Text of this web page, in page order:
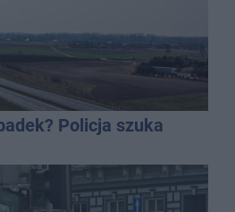
Policja szuka